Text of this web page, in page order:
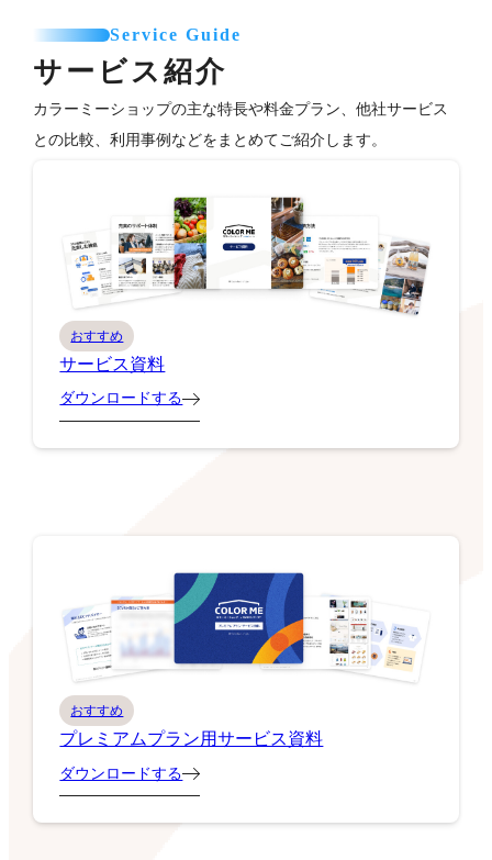
Service Guide
サービス紹介
カラーミーショップの主な特長や料金プラン、他社サービス
との比較、利用事例などをまとめてご紹介します。
おすすめ
サービス資料
ダウンロードする
おすすめ
プレミアムプラン用サービス資料
ダウンロードする